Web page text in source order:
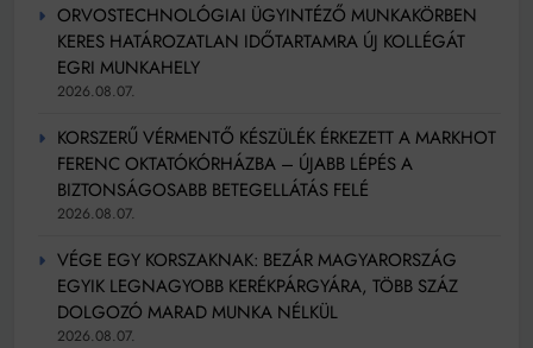
ORVOSTECHNOLÓGIAI ÜGYINTÉZŐ MUNKAKÖRBEN
KERES HATÁROZATLAN IDŐTARTAMRA ÚJ KOLLÉGÁT
EGRI MUNKAHELY
2026.08.07.
KORSZERŰ VÉRMENTŐ KÉSZÜLÉK ÉRKEZETT A MARKHOT
FERENC OKTATÓKÓRHÁZBA – ÚJABB LÉPÉS A
BIZTONSÁGOSABB BETEGELLÁTÁS FELÉ
2026.08.07.
VÉGE EGY KORSZAKNAK: BEZÁR MAGYARORSZÁG
EGYIK LEGNAGYOBB KERÉKPÁRGYÁRA, TÖBB SZÁZ
DOLGOZÓ MARAD MUNKA NÉLKÜL
2026.08.07.